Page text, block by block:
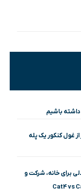
باشیم
غول کنکور یک پله
برای خانه، شرکت و